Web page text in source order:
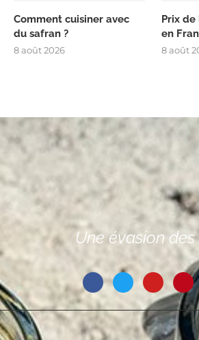
Comment cuisiner avec
du safran ?
8 août 2026
Prix
en
8 août
Une évasion des